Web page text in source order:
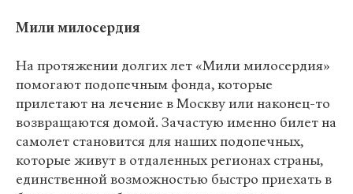
Мили милосердия
На протяжении долгих лет «Мили милосердия»
помогают подопечным фонда, которые
прилетают на лечение в Москву или наконец-то
возвращаются домой. Зачастую именно билет на
самолет становится для наших подопечных,
которые живут в отдаленных регионах страны,
единственной возможностью быстро приехать в